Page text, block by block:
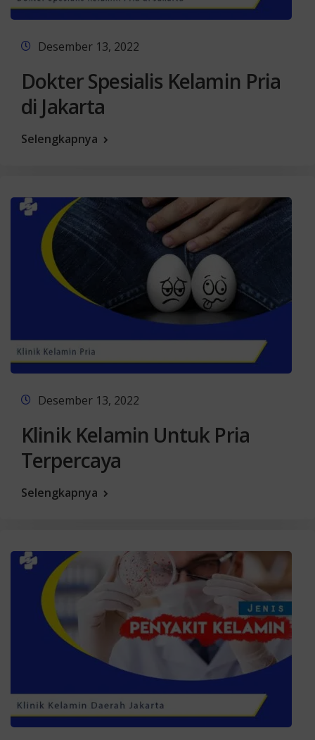
Desember 13, 2022
Dokter Spesialis Kelamin Pria
di Jakarta
Selengkapnya
Desember 13, 2022
Klinik Kelamin Untuk Pria
Terpercaya
Selengkapnya